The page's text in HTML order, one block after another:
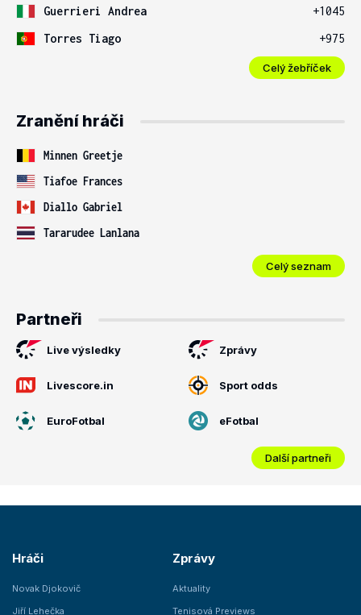
Guerrieri Andrea
+1045
Torres Tiago
+975
Celý žebříček
Zranění hráči
Minnen Greetje
Tiafoe Frances
Diallo Gabriel
Tararudee Lanlana
Celý seznam
Partneři
Live výsledky Zprávy
Livescore.in Sport odds
EuroFotbal eFotbal
Další partneři
Hráči
Novak Djokovič
Jiří Lehečka
Zprávy
Aktuality
Tenisová Previews